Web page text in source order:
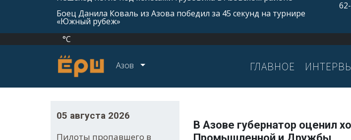
Боец Данила Коваль из Азова победил за 45 секунд на турнире
«Южный рубеж»
°C
Азов ГЛАВНОЕ
05 августа 2026
Пилоты пропавшего в
В Азове губернатор оценил